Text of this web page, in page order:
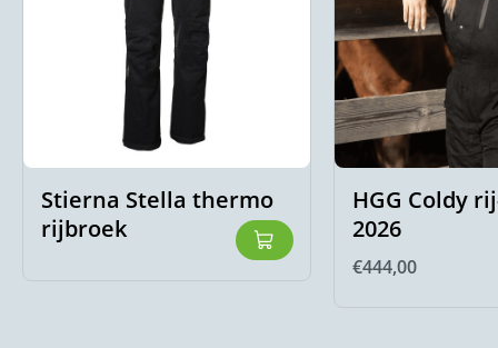
Stierna Stella thermo
rijbroek
HGG Coldy
2026
€444,00